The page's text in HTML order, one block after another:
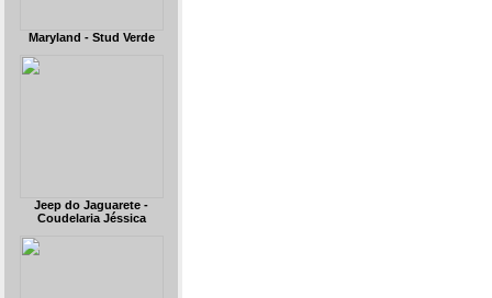
Maryland - Stud Verde
Jeep do Jaguarete -
Coudelaria Jéssica